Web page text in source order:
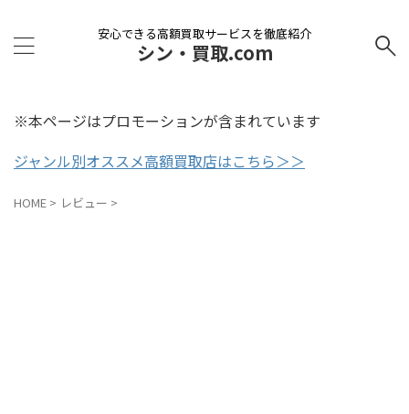
安心できる高額買取サービスを徹底紹介
シン・買取.com
※本ページはプロモーションが含まれています
ジャンル別オススメ高額買取店はこちら＞＞
HOME > レビュー >